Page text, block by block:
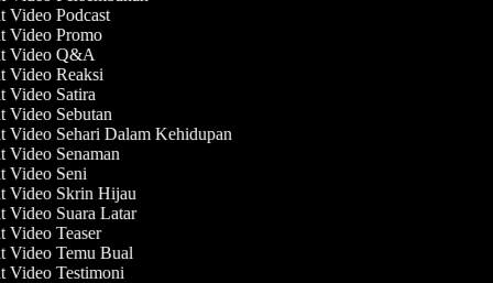
Video Podcast
Video Promo
Video Q&A
Video Reaksi
Video Satira
Video Sebutan
Video Sehari Dalam Kehidupan
Video Senaman
Video Seni
Video Skrin Hijau
Video Suara Latar
Video Teaser
Video Temu Bual
Video Testimoni